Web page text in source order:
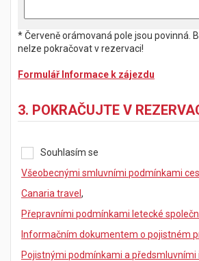
* Červeně orámovaná pole jsou povinná.
nelze pokračovat v rezervaci!
Formulář Informace k zájezdu
3. POKRAČUJTE V
Souhlasím se
Všeobecnými smluvními podmínkami
Canaria travel ,
Přepravními podmínkami letecké
Informačním dokumentem o pojistném
Pojistnými podmínkami a předsmluvními